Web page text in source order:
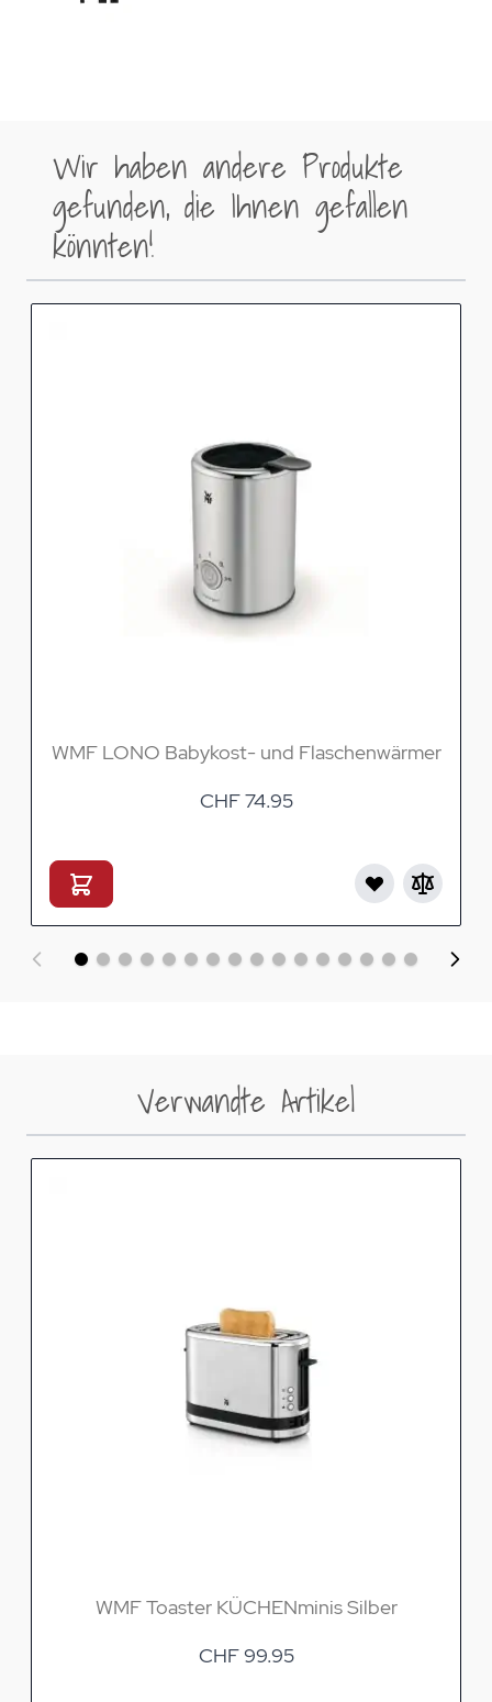
Wir haben andere Produkte
gefunden, die Ihnen gefallen
könnten!
WMF LONO Babykost- und Flaschenwärmer
CHF 74.95
Verwandte Artikel
WMF Toaster KÜCHENminis Silber
CHF 99.95